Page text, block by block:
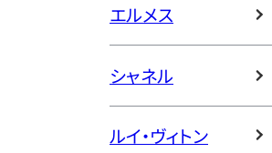
エルメス
シャネル
ルイ・ヴィトン